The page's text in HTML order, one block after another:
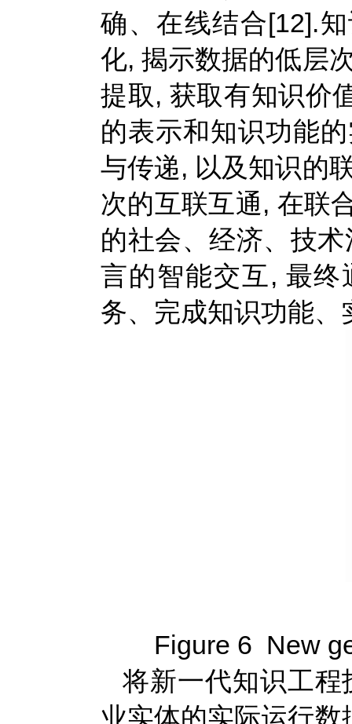
确、在线结合[12].
化, 揭示数据的低层
提取, 获取有知识价
的表示和知识功能
与传递, 以及知识的
次的互联互通, 在联
的社会、经济、技
言的智能交互, 最
务、完成知识功能
Figure 6 New
将新一代知识工
业实体的实际运行